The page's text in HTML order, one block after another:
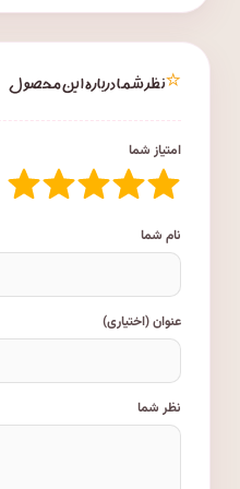
⭐نظر شما درباره این محصول
امتیاز شما
نام شما
عنوان (اختیاری)
نظر شما